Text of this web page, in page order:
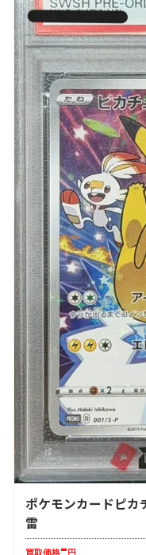
ポケモンカードピカ
雷
買取価格-円